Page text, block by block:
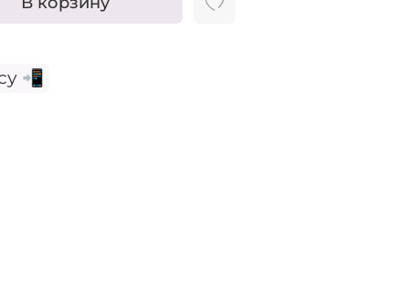
📲